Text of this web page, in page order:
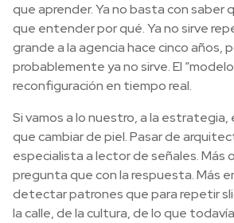
que aprender. Ya no basta con saber
que entender por qué. Ya no sirve
grande a la agencia hace cinco años,
probablemente ya no sirve. El
reconfiguración en tiempo real.
Si vamos a lo nuestro, a la estrategia,
que cambiar de piel. Pasar de
especialista a lector de señales. Más
pregunta que con la respuesta. Más
detectar patrones que para repetir
la calle, de la cultura, de lo que